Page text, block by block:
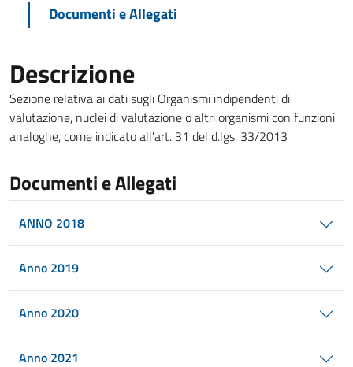
Documenti e Allegati
Descrizione
Sezione relativa ai dati sugli Organismi indipendenti di
valutazione, nuclei di valutazione o altri organismi con funzioni
analoghe, come indicato all'art. 31 del d.lgs. 33/2013
Documenti e Allegati
ANNO 2018
Anno 2019
Anno 2020
Anno 2021